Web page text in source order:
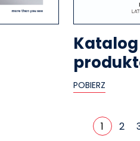
POBIERZ
1 2